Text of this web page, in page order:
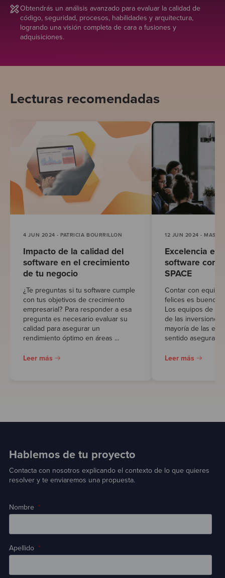
Obtendrás un análisis avanzado para evaluar la calidad de
código, seguridad, procesos, habilidades y arquitectura,
logrando una visión completa de cara a fusiones y
adquisiciones.
Lecturas recomendadas
4 JUN 2024 - PATRICIA BOURRILLON
Impacto de la calidad del
software en el crecimiento
de tu negocio
¿Te preguntas si tu software cumple
con tus objetivos de crecimiento
empresarial? Para responder a esa
pregunta es necesario evaluar su
calidad para asegurar un
rendimiento óptimo en áreas ...
Leer más
12 JUN 2024 -
Excelencia en
software con
SPACE
Contar con
felices es bueno
Los equipos de
de las inversiones
mayoría de las
sentido
Leer más
Hablemos de tu proyecto
Contacta con nosotros explicando el contexto de lo que quieres
resolver y te enviaremos una propuesta.
Nombre *
Apellido *